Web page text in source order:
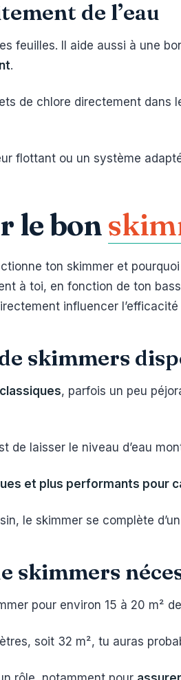
de l’eau
feuilles. Il aide aussi à une
.
de chlore directement dans
flottant ou un système
le bon
ton skimmer et
à toi, en fonction de ton
influencer
skimmers
, parfois un peu
de laisser le niveau d’eau
et plus performants pour
le skimmer se complète d’un
skimmers
pour environ 15 à 20 m²
soit 32 m², tu auras